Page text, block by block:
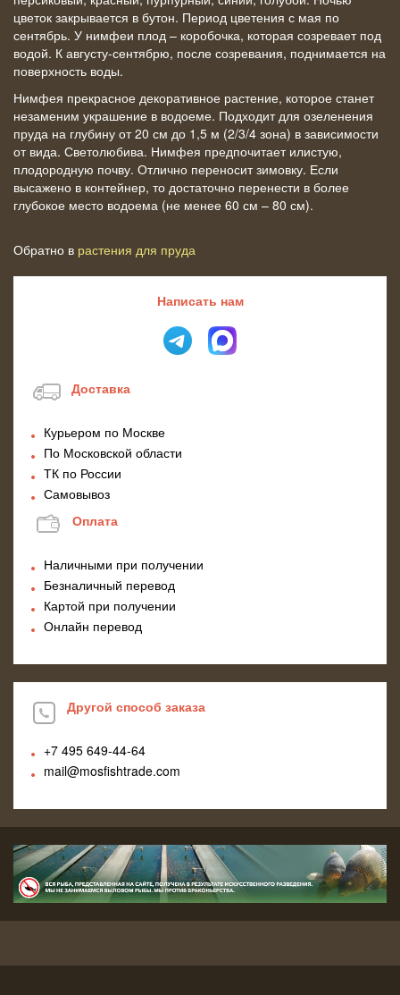
цветок закрывается в бутон. Период цветения с мая по
сентябрь. У нимфеи плод – коробочка, которая созревает под
водой. К августу-сентябрю, после созревания, поднимается на
поверхность воды.
Нимфея прекрасное декоративное растение, которое станет
незаменим украшение в водоеме. Подходит для озеленения
пруда на глубину от 20 см до 1,5 м (2/3/4 зона) в зависимости
от вида. Светолюбива. Нимфея предпочитает илистую,
плодородную почву. Отлично переносит зимовку. Если
высажено в контейнер, то достаточно перенести в более
глубокое место водоема (не менее 60 см – 80 см).
Обратно в растения для пруда
Написать нам
Доставка
Курьером по Москве
По Московской области
ТК по России
Самовывоз
Оплата
Наличными при получении
Безналичный перевод
Картой при получении
Онлайн перевод
Другой способ заказа
+7 495 649-44-64
mail@mosfishtrade.com